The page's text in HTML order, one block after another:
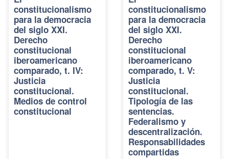
constitucionalismo
para la democracia
del siglo XXI.
Derecho
constitucional
iberoamericano
comparado, t. IV:
Justicia
constitucional.
Medios de control
constitucional
constitucionalismo
para la democracia
del siglo XXI.
Derecho
constitucional
iberoamericano
comparado, t. V:
Justicia
constitucional.
Tipología de las
sentencias.
Federalismo y
descentralización.
Responsabilidades
compartidas